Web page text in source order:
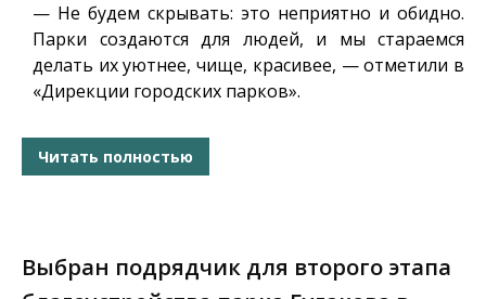
— Не будем скрывать: это неприятно и обидно.
Парки создаются для людей, и мы стараемся
делать их уютнее, чище, красивее, — отметили в
«Дирекции городских парков».
Читать полностью
Выбран подрядчик для второго этапа